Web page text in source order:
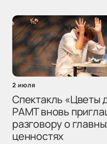
2 июля
Спектакль «Цветы
РАМТ вновь
разговору о
ценностях